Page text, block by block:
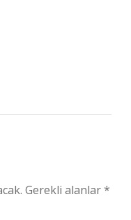
Gerekli alanlar*